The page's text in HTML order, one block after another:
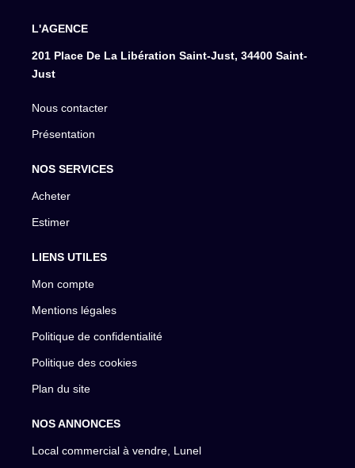
L'AGENCE
201 Place De La Libération Saint-Just, 34400 Saint-
Just
Nous contacter
Présentation
NOS SERVICES
Acheter
Estimer
LIENS UTILES
Mon compte
Mentions légales
Politique de confidentialité
Politique des cookies
Plan du site
NOS ANNONCES
Local commercial à vendre, Lunel